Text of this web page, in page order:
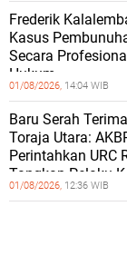
Frederik
Kasus
Secara
Hukum
01/08/2026, 14:04 WIB
Baru Serah
Toraja Utara:
Perintahkan URC
Tangkap Pelaku
01/08/2026, 12:36 WIB